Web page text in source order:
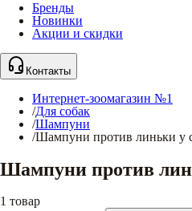
Бренды
Новинки
Акции и скидки
Контакты
Интернет-зоомагазин №1
/Для собак
/Шампуни
/Шампуни против линьки у
Шампуни против
1 товар